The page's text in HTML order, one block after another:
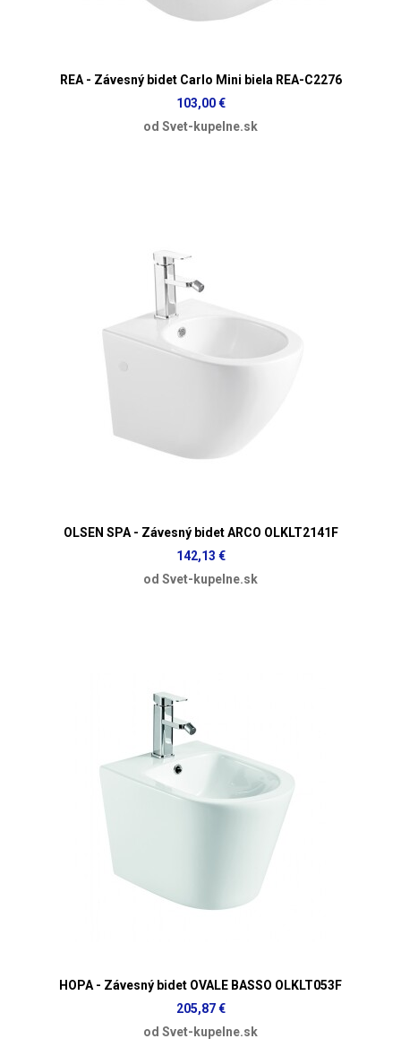
REA - Závesný bidet Carlo Mini biela REA-C2276
103,00 €
od Svet-kupelne.sk
OLSEN SPA - Závesný bidet ARCO OLKLT2141F
142,13 €
od Svet-kupelne.sk
HOPA - Závesný bidet OVALE BASSO OLKLT053F
205,87 €
od Svet-kupelne.sk